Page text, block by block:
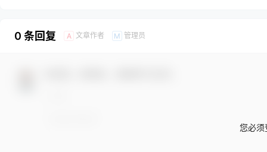
0 条回复 A 文章作者 M 管理员
您必须